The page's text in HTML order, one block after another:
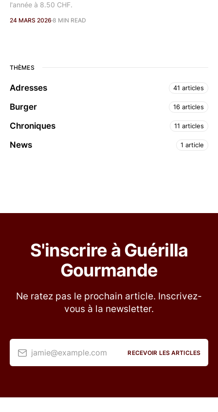
l'année à 8.50 CHF.
24 MARS 2026 8 MIN READ
THÈMES
Adresses 41 articles
Burger 16 articles
Chroniques 11 articles
News 1 article
S'inscrire à Guérilla
Gourmande
Ne ratez pas le prochain article. Inscrivez-
vous à la newsletter.
jamie@example.com RECEVOIR LES ARTICLES